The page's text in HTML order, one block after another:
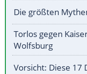
Die größten
Torlos gegen
Wolfsburg
Vorsicht: Diese 17